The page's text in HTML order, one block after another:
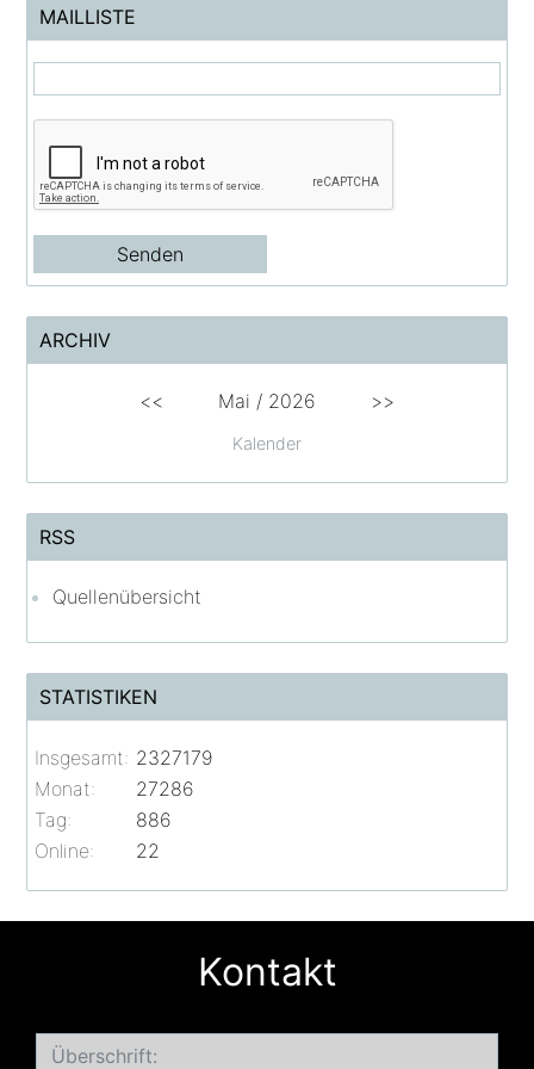
MAILLISTE
ARCHIV
Kalender
<< Mai / 2026 >>
RSS
Quellenübersicht
STATISTIKEN
Online: 22
Insgesamt: 2327179
Monat:
27286
Tag:
886
Kontakt